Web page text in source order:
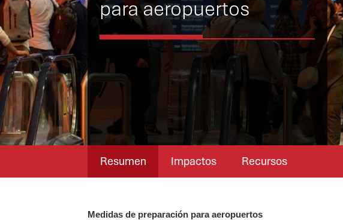
para aeropuertos
Resumen Impactos Recursos
Medidas de preparación para aeropuertos